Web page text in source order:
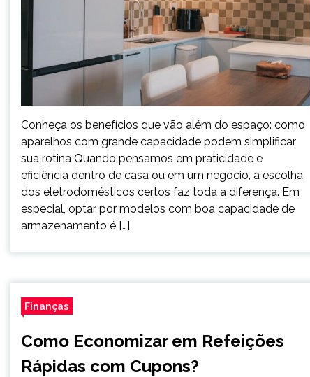
Conheça os benefícios que vão além do espaço: como
aparelhos com grande capacidade podem simplificar
sua rotina Quando pensamos em praticidade e
eficiência dentro de casa ou em um negócio, a escolha
dos eletrodomésticos certos faz toda a diferença. Em
especial, optar por modelos com boa capacidade de
armazenamento é […]
Finanças
Como Economizar em Refeições
Rápidas com Cupons?